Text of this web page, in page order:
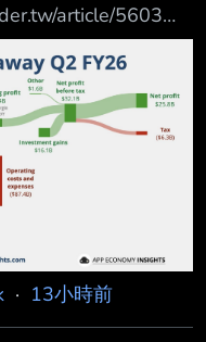
article/5603
Edmonds 波
巴菲特囤積現金策
大現金儲備已用 於
由守轉攻，進入新
執行長的最後幾
金。 在巴菲特於
現金接近 4,000 億
瑞格・阿貝爾
· 13小時前